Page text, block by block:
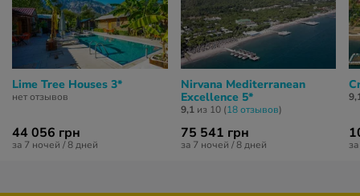
Lime Tree Houses 3*
нет отзывов
44 056 грн
за 7 ночей / 8 дней
Nirvana Mediterranean
Excellence 5*
9,1из 10 (18 отзывов)
75 541 грн
за 7 ночей / 8 дней